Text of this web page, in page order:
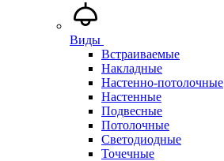
Виды
Встраиваемые
Накладные
Настенно-потолочные
Настенные
Подвесные
Потолочные
Светодиодные
Точечные